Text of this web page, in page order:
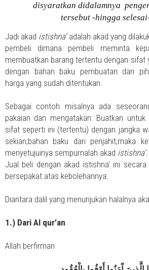
disyaratkan didalamnya
tersebut -hingga
Jadi akad istishna’adalah akad yang
pembeli dimana pembeli meminta
membuatkan barang tertentu dengan sifat
dengan bahan baku pembuatan dari
harga yang sudah ditentukan.
Sebagai contoh misalnya ada
pakaian dan mengatakan: Buatkan
sifat seperti ini (tertentu) dengan jangka
sekian,bahan baku dari penjahit,maka
menyetujuinya sempurnalah akad istishna’.
Jual beli dengan akad istishna’ ini
bersepakat atas kebolehannya.
Diantara dalil yang menunjukan halalnya
1.) Dari Al qur’an
Allah berfirman